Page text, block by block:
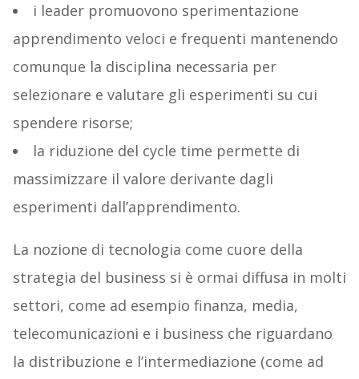
i leader promuovono sperimentazione
apprendimento veloci e frequenti mantenendo
comunque la disciplina necessaria per
selezionare e valutare gli esperimenti su cui
spendere risorse;
la riduzione del cycle time permette di
massimizzare il valore derivante dagli
esperimenti dall’apprendimento.
La nozione di tecnologia come cuore della
strategia del business si è ormai diffusa in molti
settori, come ad esempio finanza, media,
telecomunicazioni e i business che riguardano
la distribuzione e l’intermediazione (come ad